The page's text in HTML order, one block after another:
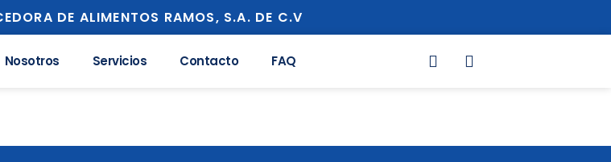
DE ALIMENTOS RAMOS, S.A. DE C.V
Nosotros Servicios Contacto FAQ